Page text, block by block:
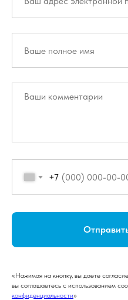
+7
«Нажимая на кнопку, вы даете
вы соглашаетесь с использованием
конфиденциальности»